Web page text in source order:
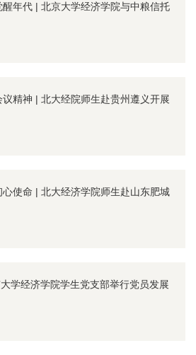
年代 | 北京大学经济学院与中粮信托
精神 | 北大经院师生赴贵州遵义开展
使命 | 北大经济学院师生赴山东肥城
学经济学院学生党支部举行党员发展